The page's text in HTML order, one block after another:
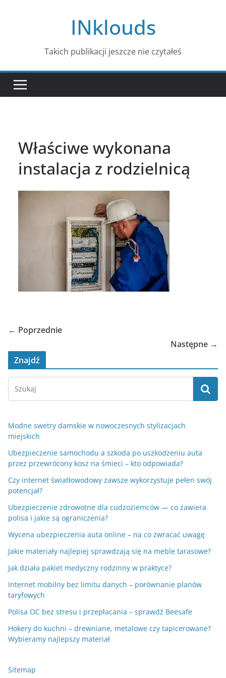
INklouds
Takich publikacji jeszcze nie czytałeś
Właściwe wykonana
instalacja z rodzielnicą
← Poprzednie
Następne →
Znajdź
Modne swetry damskie w nowoczesnych stylizacjach
miejskich
Ubezpieczenie samochodu a szkoda po uszkodzeniu auta
przez przewrócony kosz na śmieci – kto odpowiada?
Czy internet światłowodowy zawsze wykorzystuje pełen swój
potencjał?
Ubezpieczenie zdrowotne dla cudzoziemców — co zawiera
polisa i jakie są ograniczenia?
Wycena ubezpieczenia auta online – na co zwracać uwagę
Jakie materiały najlepiej sprawdzają się na meble tarasowe?
Jak działa pakiet medyczny rodzinny w praktyce?
Internet mobilny bez limitu danych – porównanie planów
taryfowych
Polisa OC bez stresu i przepłacania – sprawdź Beesafe
Hokery do kuchni – drewniane, metalowe czy tapicerowane?
Wybieramy najlepszy materiał
Sitemap